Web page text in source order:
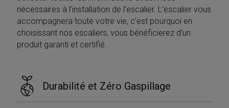
nécessaires à l’installation de l’escalier. L’escalier vous
accompagnera toute votre vie, c’est pourquoi en
choisissant nos escaliers, vous bénéficierez d’un
produit garanti et certifié.
Durabilité et Zéro Gaspillage